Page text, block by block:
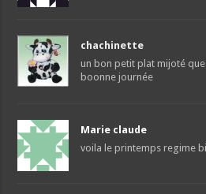
chachinette
un bon petit plat mijoté
boonne journée
Marie claude
voila le printemps regime